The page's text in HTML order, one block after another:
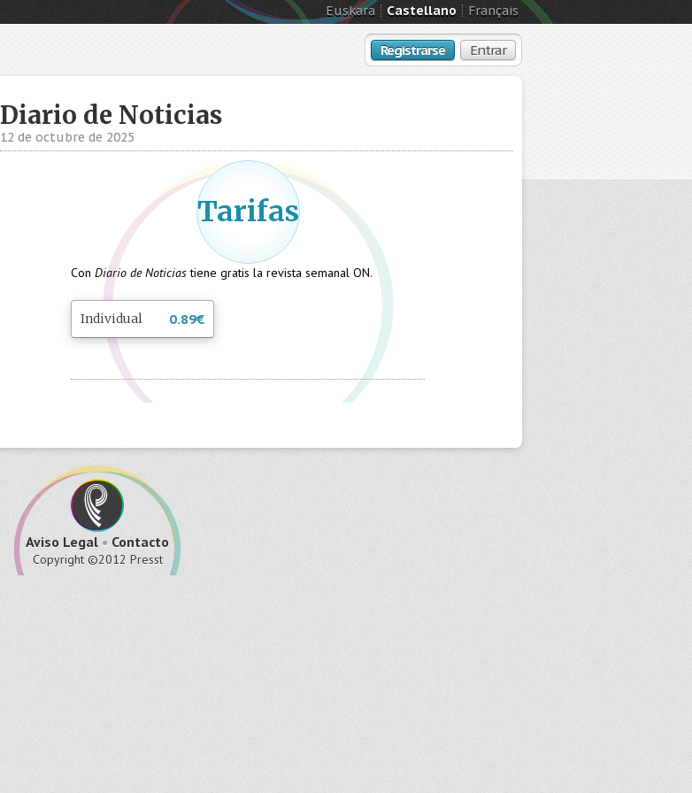
Euskara Castellano Français
Registrarse Entrar
Diario de Noticias
12 de octubre de 2025
Tarifas
Con Diario de Noticiastiene gratis la revista semanal ON.
Individual 0.89€
Aviso Legal • Contacto
Copyright ©2012 Presst